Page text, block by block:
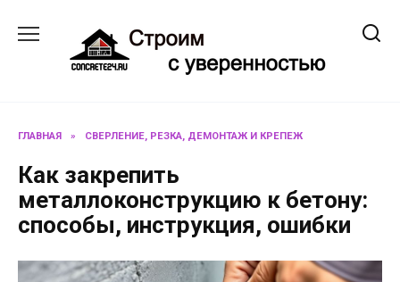
содержанию
ГЛАВНАЯ » СВЕРЛЕНИЕ, РЕЗКА, ДЕМОНТАЖ И КРЕПЕЖ
Как закрепить
металлоконструкцию к бетону:
способы, инструкция, ошибки